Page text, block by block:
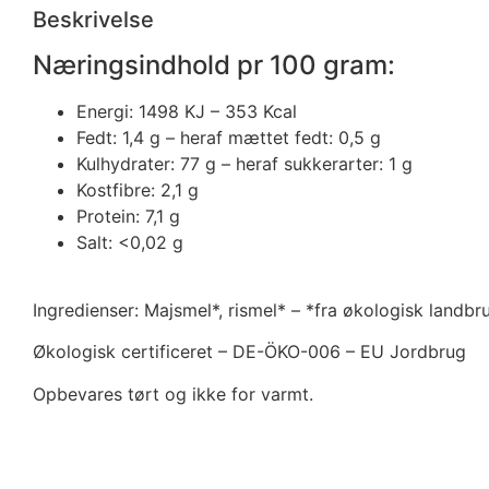
Beskrivelse
Næringsindhold pr 100 gram:
Energi: 1498 KJ – 353 Kcal
Fedt: 1,4 g – heraf mættet fedt: 0,5 g
Kulhydrater: 77 g – heraf sukkerarter: 1 g
Kostfibre: 2,1 g
Protein: 7,1 g
Salt: <0,02 g
Ingredienser: Majsmel*, rismel* – *fra økologisk
Økologisk certificeret – DE-ÖKO-006 – EU Jordbrug
Opbevares tørt og ikke for varmt.